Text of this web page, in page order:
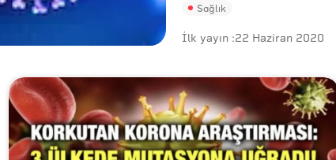
Sağlık
İlk yayın :22 Haziran 2020